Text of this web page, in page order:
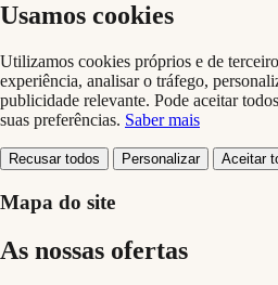
Usamos cookies
Utilizamos cookies próprios e de
experiência, analisar o tráfego,
publicidade relevante. Pode aceitar
suas preferências. Saber mais
Recusar todos Personalizar Aceitar
Mapa do site
As nossas ofertas